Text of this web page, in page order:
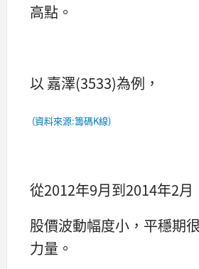
高點。
以 嘉澤(3533)為例，
(資料來源:籌碼K線)
從2012年9月到2014年2月
股價波動幅度小，平穩期
力量。